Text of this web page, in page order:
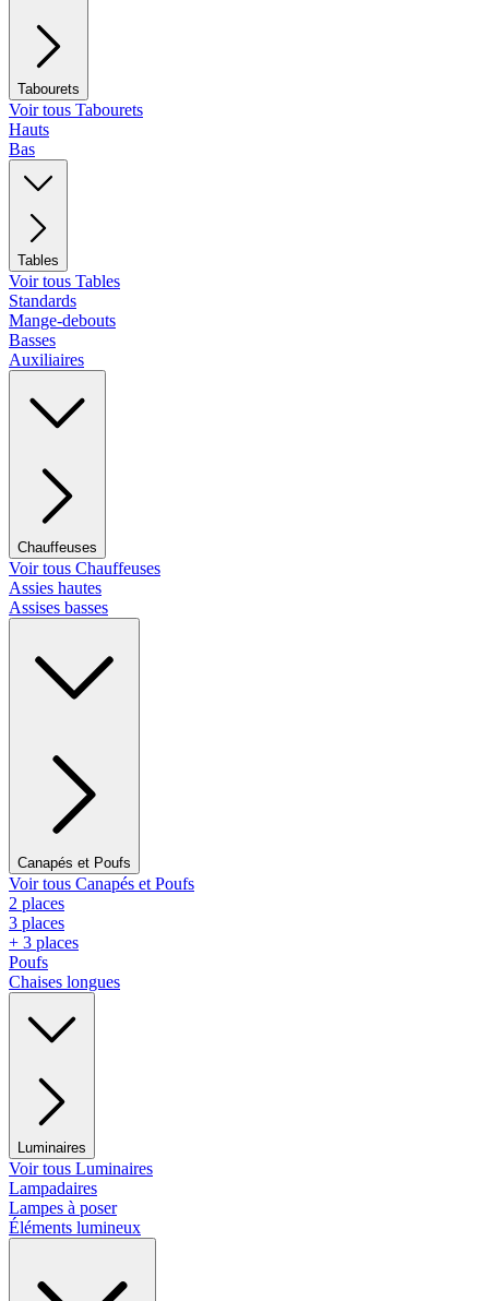
Tabourets
Voir tous Tabourets
Hauts
Bas
Tables
Voir tous Tables
Standards
Mange-debouts
Basses
Auxiliaires
Chauffeuses
Voir tous Chauffeuses
Assies hautes
Assises basses
Canapés et Poufs
Voir tous Canapés et Poufs
2 places
3 places
+ 3 places
Poufs
Chaises longues
Luminaires
Voir tous Luminaires
Lampadaires
Lampes à poser
Éléments lumineux